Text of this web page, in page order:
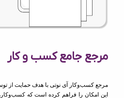
مرجع جامع کسب و کار
مرجع کسب‌وکار آی نوتی با هدف حمایت از
این امکان را فراهم کرده است که